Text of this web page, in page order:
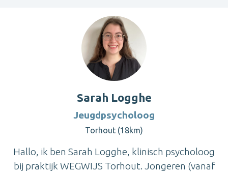
Sarah Logghe
Jeugdpsycholoog
Torhout (18km)
Hallo, ik ben Sarah Logghe, klinisch psycholoog
bij praktijk WEGWIJS Torhout. Jongeren (vanaf